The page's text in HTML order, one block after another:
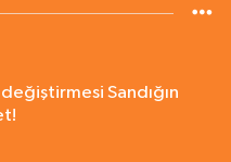
Sandığın